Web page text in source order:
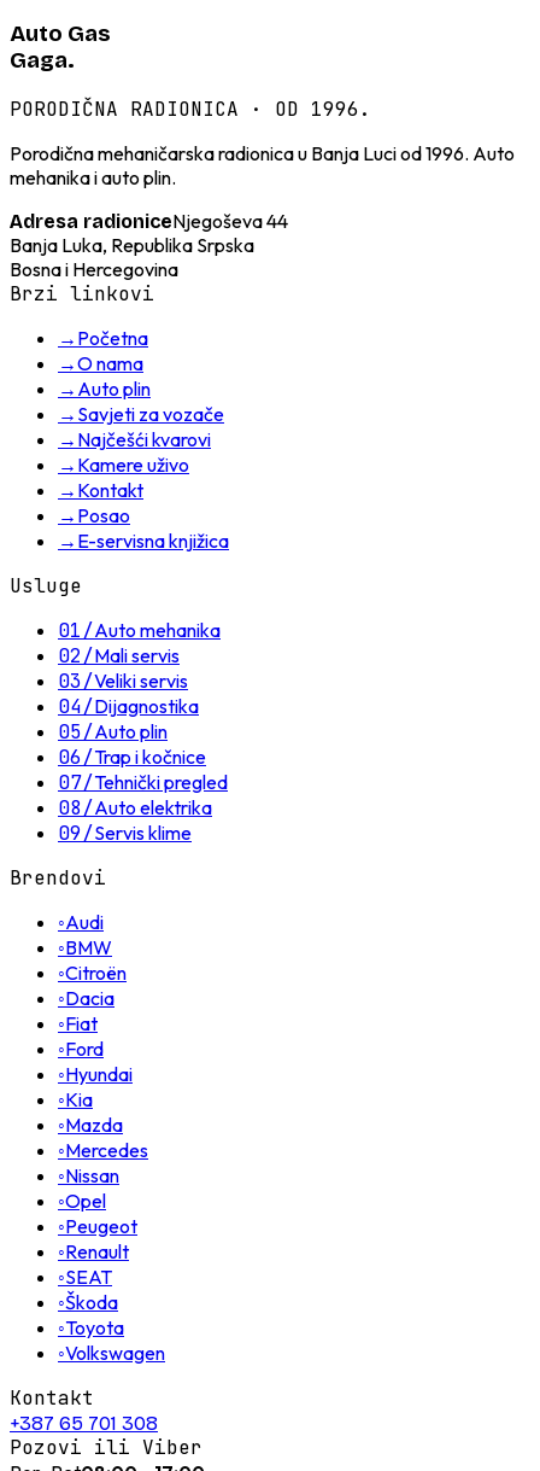
Auto Gas
Gaga.
PORODIČNA RADIONICA · OD 1996.
Porodična mehaničarska radionica u Banja Luci od 1996. Auto
mehanika i auto plin.
Adresa radioniceNjegoševa 44
Banja Luka, Republika Srpska
Bosna i Hercegovina
Brzi linkovi
→ Početna
→O nama
→ Auto plin
→ Savjeti za vozače
→ Najčešći kvarovi
→ Kamere uživo
→ Kontakt
→ Posao
→ E-servisna knjižica
Usluge
01/Auto mehanika
02/Mali servis
03/Veliki servis
04/Dijagnostika
05/Auto plin
06/Trap i kočnice
07/Tehnički pregled
08/Auto elektrika
09/Servis klime
Brendovi
◦Audi
◦BMW
◦Citroën
◦Dacia
◦Fiat
◦Ford
◦Hyundai
◦Kia
◦Mazda
◦Mercedes
◦Nissan
◦Opel
◦Peugeot
◦Renault
◦SEAT
◦Škoda
◦Toyota
◦Volkswagen
Kontakt
+387 65 701 308
Pozovi ili Viber